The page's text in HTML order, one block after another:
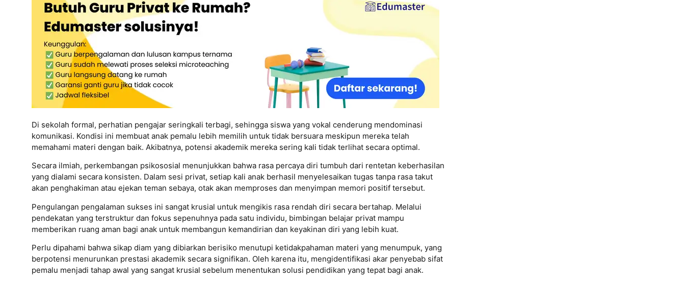
Di sekolah formal, perhatian pengajar seringkali terbagi, sehingga siswa yang vokal cenderung mendominasi
komunikasi. Kondisi ini membuat anak pemalu lebih memilih untuk tidak bersuara meskipun mereka telah
memahami materi dengan baik. Akibatnya, potensi akademik mereka sering kali tidak terlihat secara optimal.
Secara ilmiah, perkembangan psikososial menunjukkan bahwa rasa percaya diri tumbuh dari rentetan keberhasilan
yang dialami secara konsisten. Dalam sesi privat, setiap kali anak berhasil menyelesaikan tugas tanpa rasa takut
akan penghakiman atau ejekan teman sebaya, otak akan memproses dan menyimpan memori positif tersebut.
Pengulangan pengalaman sukses ini sangat krusial untuk mengikis rasa rendah diri secara bertahap. Melalui
pendekatan yang terstruktur dan fokus sepenuhnya pada satu individu, bimbingan belajar privat mampu
memberikan ruang aman bagi anak untuk membangun kemandirian dan keyakinan diri yang lebih kuat.
Perlu dipahami bahwa sikap diam yang dibiarkan berisiko menutupi ketidakpahaman materi yang menumpuk, yang
berpotensi menurunkan prestasi akademik secara signifikan. Oleh karena itu, mengidentifikasi akar penyebab sifat
pemalu menjadi tahap awal yang sangat krusial sebelum menentukan solusi pendidikan yang tepat bagi anak.